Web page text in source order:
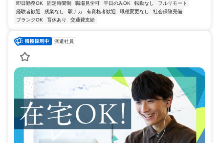
即日勤務OK
固定時間制 職場見学可 平日のみOK 転勤なし
フルリモート
経験者歓迎
残業なし 駅ナカ 有資格者歓迎 職種変更なし
社会保険完備
ブランクOK
育休あり 交通費支給
派遣社員